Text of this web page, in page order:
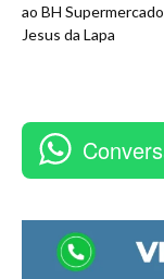
ao BH
Jesus da Lapa